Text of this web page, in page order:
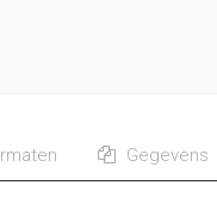
Gegevens